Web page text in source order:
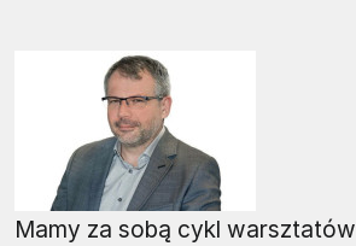
Mamy za sobą cykl warsztatów